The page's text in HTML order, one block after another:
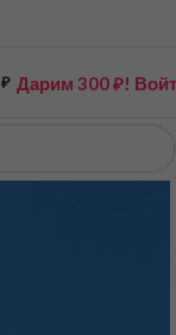
₽ Дарим 300 ₽!